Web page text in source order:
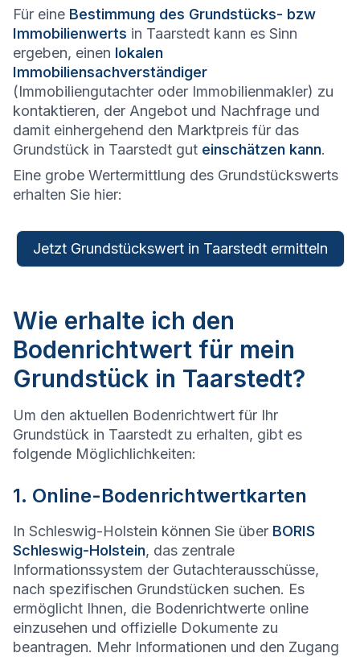
Für eine Bestimmung des Grundstücks- bzw
Immobilienwerts in Taarstedt kann es Sinn
ergeben, einen lokalen
Immobiliensachverständiger
(Immobiliengutachter oder Immobilienmakler) zu
kontaktieren, der Angebot und Nachfrage und
damit einhergehend den Marktpreis für das
Grundstück in Taarstedt gut einschätzen kann.
Eine grobe Wertermittlung des Grundstückswerts
erhalten Sie hier:
Jetzt Grundstückswert in Taarstedt ermitteln
Wie erhalte ich den
Bodenrichtwert für mein
Grundstück in Taarstedt?
Um den aktuellen Bodenrichtwert für Ihr
Grundstück in Taarstedt zu erhalten, gibt es
folgende Möglichlichkeiten:
1. Online-Bodenrichtwertkarten
In Schleswig-Holstein können Sie über BORIS
Schleswig-Holstein, das zentrale
Informationssystem der Gutachterausschüsse,
nach spezifischen Grundstücken suchen. Es
ermöglicht Ihnen, die Bodenrichtwerte online
einzusehen und offizielle Dokumente zu
beantragen. Mehr Informationen und den Zugang